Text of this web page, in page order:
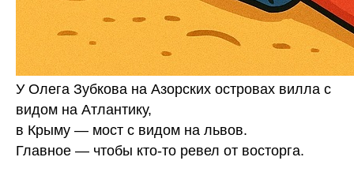
У Олега Зубкова на Азорских островах вилла с
видом на Атлантику,
в Крыму — мост с видом на львов.
Главное — чтобы кто-то ревел от восторга.